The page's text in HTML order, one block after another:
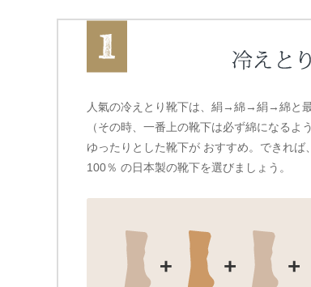
人氣の冷えとり靴下は、絹→綿→絹→綿と最
（その時、一番上の靴下は必ず綿になるよ
ゆったりとした靴下が おすすめ。できれ
100％ の日本製の靴下を選びましょう。